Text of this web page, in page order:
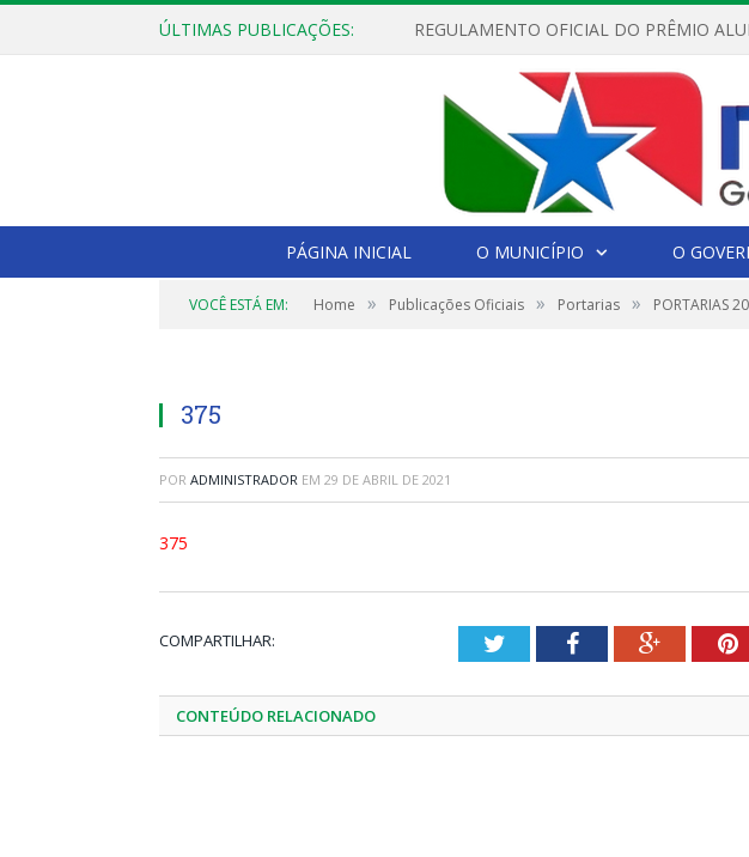
ÚLTIMAS PUBLICAÇÕES:
PÁGINA INICIAL O MUNICÍPIO O
VOCÊ ESTÁ EM: Home » Publicações Oficiais » Portarias » PORTARIAS
375
POR ADMINISTRADOR EM 29 DE ABRIL DE 2021
375
COMPARTILHAR: TwitterFacebookGoogle+
CONTEÚDO RELACIONADO